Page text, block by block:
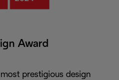
Award
prestigious design